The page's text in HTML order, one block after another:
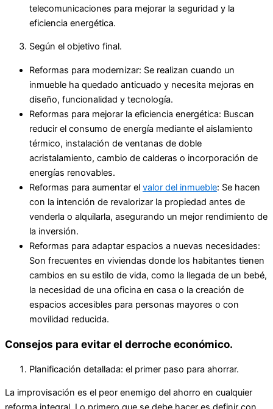
telecomunicaciones para mejorar la seguridad y la
eficiencia energética.
Según el objetivo final.
Reformas para modernizar: Se realizan cuando un
inmueble ha quedado anticuado y necesita mejoras en
diseño, funcionalidad y tecnología.
Reformas para mejorar la eficiencia energética: Buscan
reducir el consumo de energía mediante el aislamiento
térmico, instalación de ventanas de doble
acristalamiento, cambio de calderas o incorporación de
energías renovables.
Reformas para aumentar el valor del inmueble: Se hacen
con la intención de revalorizar la propiedad antes de
venderla o alquilarla, asegurando un mejor rendimiento de
la inversión.
Reformas para adaptar espacios a nuevas necesidades:
Son frecuentes en viviendas donde los habitantes tienen
cambios en su estilo de vida, como la llegada de un bebé,
la necesidad de una oficina en casa o la creación de
espacios accesibles para personas mayores o con
movilidad reducida.
Consejos para evitar el derroche económico.
Planificación detallada: el primer paso para ahorrar.
La improvisación es el peor enemigo del ahorro en cualquier